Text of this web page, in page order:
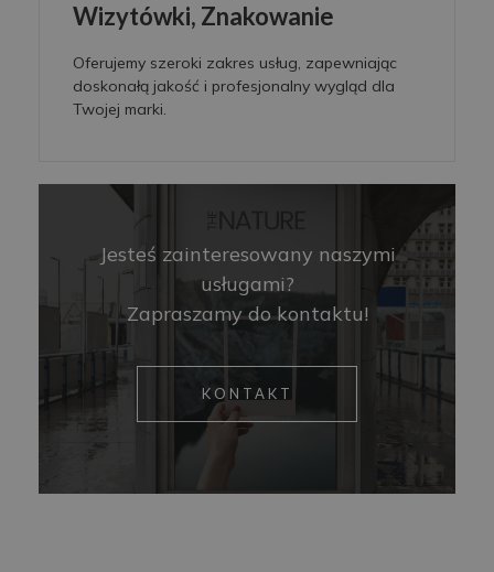
Wizytówki, Znakowanie
Oferujemy szeroki zakres usług, zapewniając
doskonałą jakość i profesjonalny wygląd dla
Twojej marki.
Jesteś zainteresowany naszymi
usługami?
Zapraszamy do kontaktu!
KONTAKT